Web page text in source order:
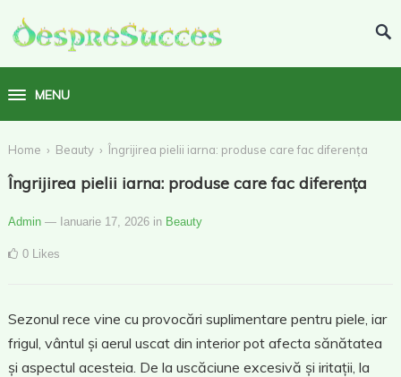
MENU
Home › Beauty › Îngrijirea pielii iarna: produse care fac diferența
Îngrijirea pielii iarna: produse care fac diferența
Admin — Ianuarie 17, 2026 in Beauty
0 Likes
Sezonul rece vine cu provocări suplimentare pentru piele, iar
frigul, vântul și aerul uscat din interior pot afecta sănătatea
și aspectul acesteia. De la uscăciune excesivă și iritații, la